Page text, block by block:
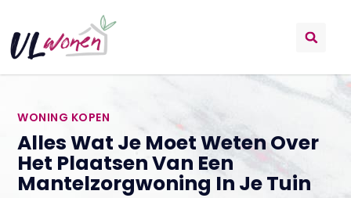
WONING KOPEN
Alles Wat Je Moet Weten Over
Het Plaatsen Van Een
Mantelzorgwoning In Je Tuin